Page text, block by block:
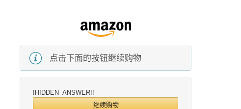
点击下面的按钮继续购物
!HIDDEN_ANSWER!!
继续购物